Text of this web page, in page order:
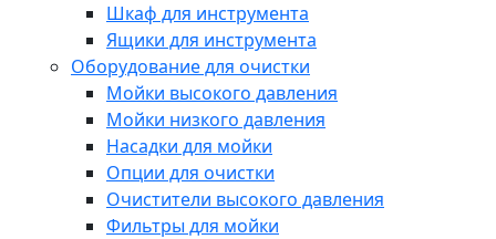
Шкаф для инструмента
Ящики для инструмента
Оборудование для очистки
Мойки высокого давления
Мойки низкого давления
Насадки для мойки
Опции для очистки
Очистители высокого давления
Фильтры для мойки